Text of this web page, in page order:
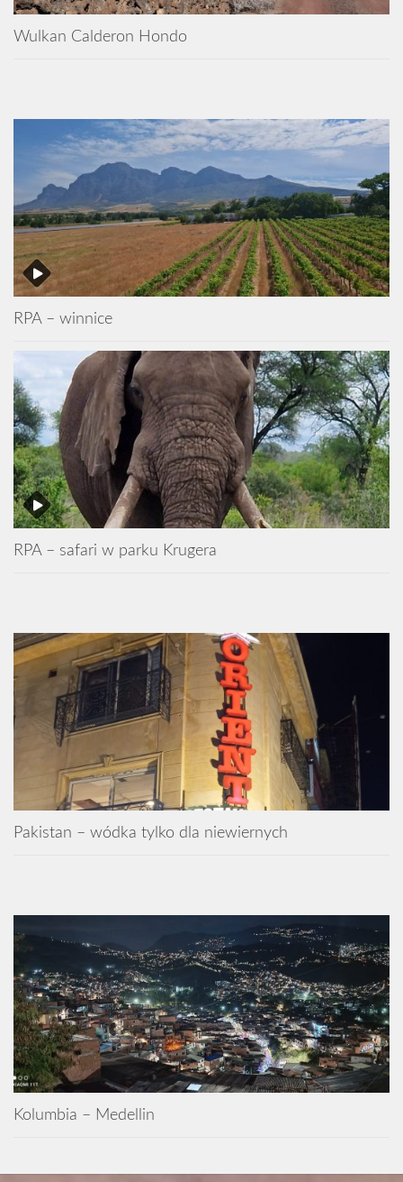
Wulkan Calderon Hondo
RPA – winnice
RPA – safari w parku Krugera
Pakistan – wódka tylko dla niewiernych
Kolumbia – Medellin